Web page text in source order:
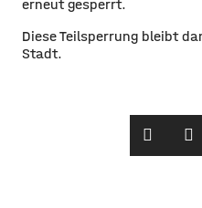
erneut gesperrt.
Diese Teilsperrung bleibt
Stadt.